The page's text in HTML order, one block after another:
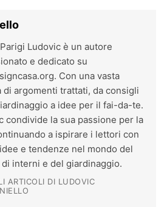
Ludovic è un autore
e dedicato su
Con una vasta
di argomenti trattati, da consigli
a idee per il fai-da-te.
condivide la sua passione per la
a ispirare i lettori con
e tendenze nel mondo del
interni e del giardinaggio.
ARTICOLI DI LUDOVIC